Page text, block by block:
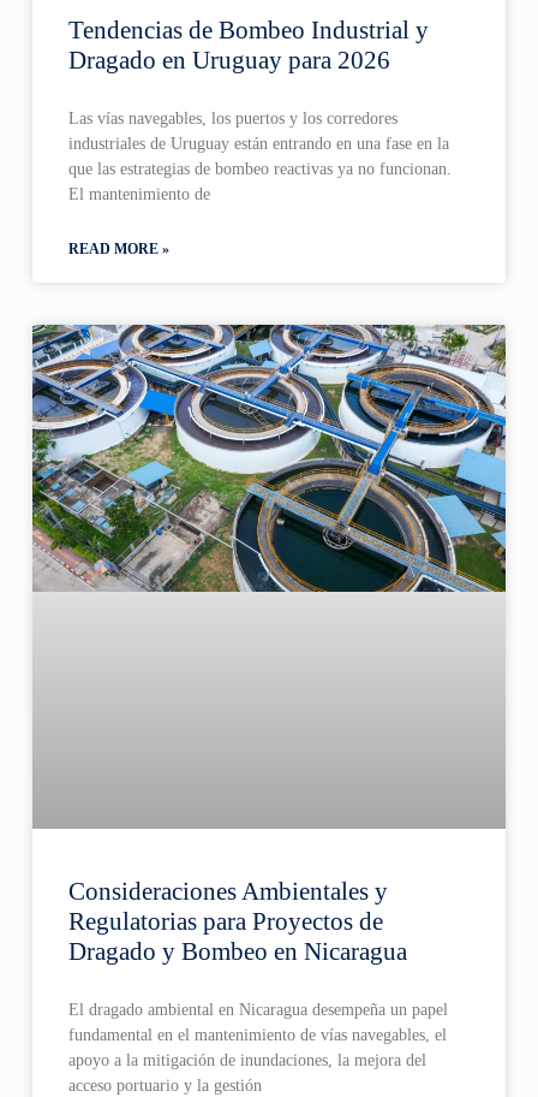
Tendencias de Bombeo Industrial y
Dragado en Uruguay para 2026
Las vías navegables, los puertos y los corredores
industriales de Uruguay están entrando en una fase en la
que las estrategias de bombeo reactivas ya no funcionan.
El mantenimiento de
READ MORE »
Consideraciones Ambientales y
Regulatorias para Proyectos de
Dragado y Bombeo en Nicaragua
El dragado ambiental en Nicaragua desempeña un papel
fundamental en el mantenimiento de vías navegables, el
apoyo a la mitigación de inundaciones, la mejora del
acceso portuario y la gestión